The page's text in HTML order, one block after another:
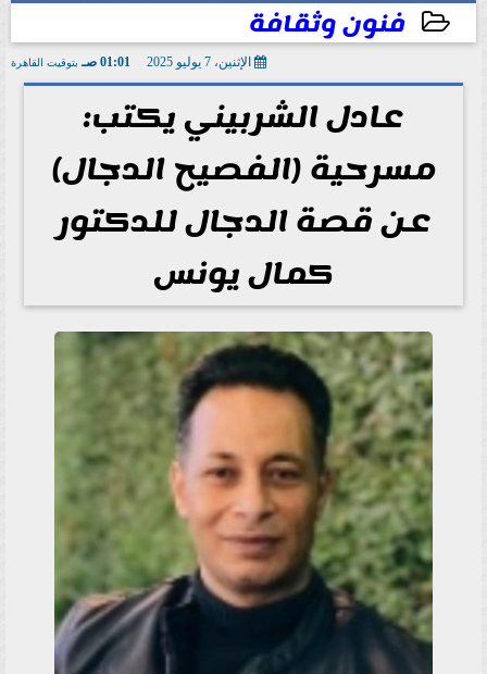
فنون وثقافة
الإثنين، 7 يوليو 2025 01:01 صـ بتوقيت القاهرة
عادل الشربيني يكتب:
مسرحية (الفصيح الدجال)
عن قصة الدجال للدكتور
كمال يونس